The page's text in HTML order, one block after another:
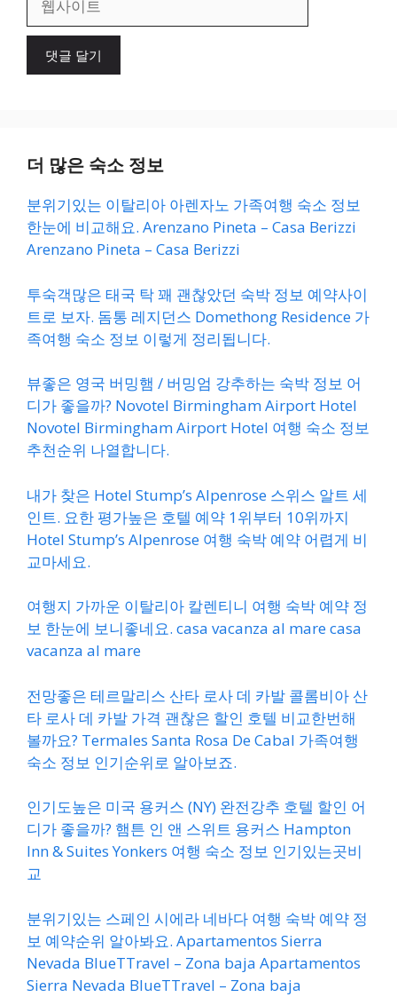
이
더 많은 숙소 정보
분위기있는 이탈리아 아렌자노 가족여행 숙소 정보
한눈에 비교해요. Arenzano Pineta – Casa Berizzi
Arenzano Pineta – Casa Berizzi
투숙객많은 태국 탁 꽤 괜찮았던 숙박 정보 예약사이
트로 보자. 돔통 레지던스 Domethong Residence 가
족여행 숙소 정보 이렇게 정리됩니다.
뷰좋은 영국 버밍햄 / 버밍엄 강추하는 숙박 정보 어
디가 좋을까? Novotel Birmingham Airport Hotel
Novotel Birmingham Airport Hotel 여행 숙소 정보
추천순위 나열합니다.
내가 찾은 Hotel Stump’s Alpenrose 스위스 알트 세
인트. 요한 평가높은 호텔 예약 1위부터 10위까지
Hotel Stump’s Alpenrose 여행 숙박 예약 어렵게 비
교마세요.
여행지 가까운 이탈리아 칼렌티니 여행 숙박 예약 정
보 한눈에 보니좋네요. casa vacanza al mare casa
vacanza al mare
전망좋은 테르말리스 산타 로사 데 카발 콜롬비아 산
타 로사 데 카발 가격 괜찮은 할인 호텔 비교한번해
볼까요? Termales Santa Rosa De Cabal 가족여행
숙소 정보 인기순위로 알아보죠.
인기도높은 미국 용커스 (NY) 완전강추 호텔 할인 어
디가 좋을까? 햄튼 인 앤 스위트 용커스 Hampton
Inn & Suites Yonkers 여행 숙소 정보 인기있는곳비
교
분위기있는 스페인 시에라 네바다 여행 숙박 예약 정
보 예약순위 알아봐요. Apartamentos Sierra
Nevada BlueTTravel – Zona baja Apartamentos
Sierra Nevada BlueTTravel – Zona baja